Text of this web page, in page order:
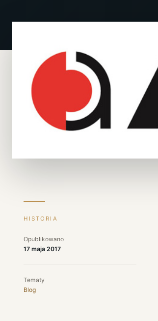
HISTORIA
Opublikowano
17 maja 2017
Tematy
Blog